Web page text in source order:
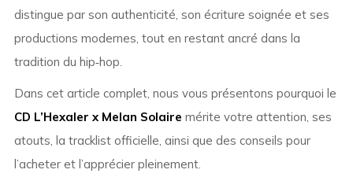
distingue par son authenticité, son écriture soignée et ses
productions modernes, tout en restant ancré dans la
tradition du hip‑hop.
Dans cet article complet, nous vous présentons pourquoi le
CD L’Hexaler x Melan Solaire mérite votre attention, ses
atouts, la tracklist officielle, ainsi que des conseils pour
l’acheter et l’apprécier pleinement.